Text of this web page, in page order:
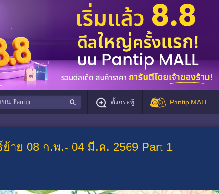
ตั้งกระทู้ Pantip MALL
าย 08 ก.พ.- 04 มี.ค. 2569 Part 1